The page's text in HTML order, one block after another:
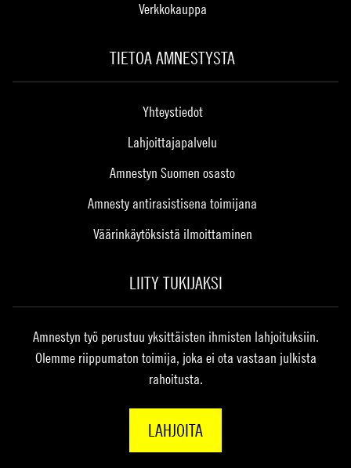
Verkkokauppa
TIETOA AMNESTYSTA
Yhteystiedot
Lahjoittajapalvelu
Amnestyn Suomen osasto
Amnesty antirasistisena toimijana
Väärinkäytöksistä ilmoittaminen
LIITY TUKIJAKSI
Amnestyn työ perustuu yksittäisten ihmisten lahjoituksiin.
Olemme riippumaton toimija, joka ei ota vastaan julkista
rahoitusta.
LAHJOITA